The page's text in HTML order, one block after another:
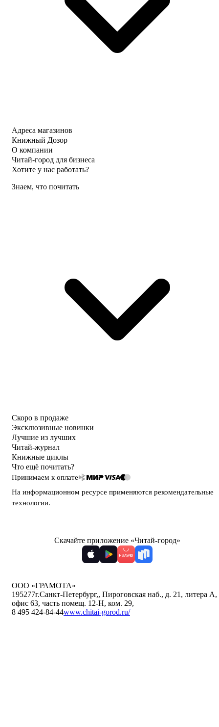
Адреса магазинов
Книжный Дозор
О компании
Читай-город для бизнеса
Хотите у нас работать?
Знаем, что почитать
Скоро в продаже
Эксклюзивные новинки
Лучшие из лучших
Читай-журнал
Книжные циклы
Что ещё почитать?
Принимаем к оплате
На информационном ресурсе применяются рекомендательные
технологии.
Скачайте приложение «Читай-город»
ООО «ГРАМОТА»
195277г.Санкт-Петербург,, Пироговская наб., д. 21, литера А,
офис 63, часть помещ. 12-Н, ком. 29,
8 495 424-84-44www.chitai-gorod.ru/